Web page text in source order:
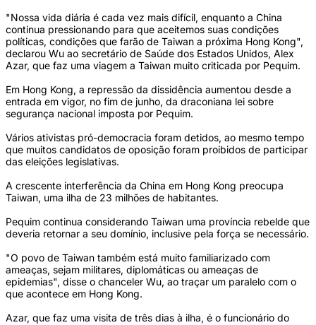
"Nossa vida diária é cada vez mais difícil, enquanto a China
continua pressionando para que aceitemos suas condições
políticas, condições que farão de Taiwan a próxima Hong Kong",
declarou Wu ao secretário de Saúde dos Estados Unidos, Alex
Azar, que faz uma viagem a Taiwan muito criticada por Pequim.
Em Hong Kong, a repressão da dissidência aumentou desde a
entrada em vigor, no fim de junho, da draconiana lei sobre
segurança nacional imposta por Pequim.
Vários ativistas pró-democracia foram detidos, ao mesmo tempo
que muitos candidatos de oposição foram proibidos de participar
das eleições legislativas.
A crescente interferência da China em Hong Kong preocupa
Taiwan, uma ilha de 23 milhões de habitantes.
Pequim continua considerando Taiwan uma província rebelde que
deveria retornar a seu domínio, inclusive pela força se necessário.
"O povo de Taiwan também está muito familiarizado com
ameaças, sejam militares, diplomáticas ou ameaças de
epidemias", disse o chanceler Wu, ao traçar um paralelo com o
que acontece em Hong Kong.
Azar, que faz uma visita de três dias à ilha, é o funcionário do